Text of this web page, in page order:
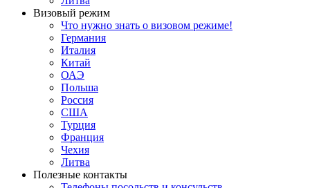
Визовый режим
Что нужно знать о визовом режиме!
Германия
Италия
Китай
ОАЭ
Польша
Россия
США
Турция
Франция
Чехия
Литва
Полезные контакты